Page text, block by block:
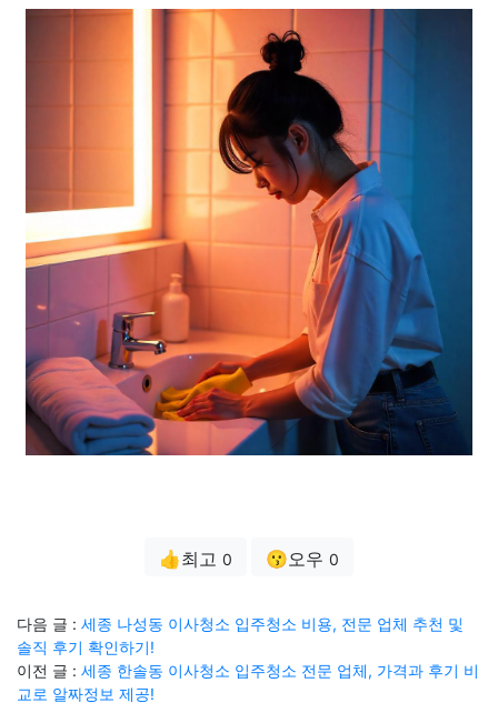
👍최고 0 😗오우 0
다음 글 : 세종 나성동 이사청소 입주청소 비용, 전문 업체 추천 및
솔직 후기 확인하기!
이전 글 : 세종 한솔동 이사청소 입주청소 전문 업체, 가격과 후기 비
교로 알짜정보 제공!